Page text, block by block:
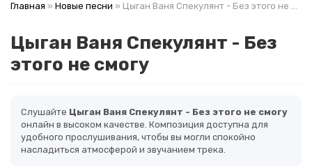
Главная » Новые песни » Цыган Ваня Спекулянт - Без этого не смогу
Цыган Ваня Спекулянт - Без
этого не смогу
Слушайте Цыган Ваня Спекулянт - Без этого не смогу
онлайн в высоком качестве. Композиция доступна для
удобного прослушивания, чтобы вы могли спокойно
насладиться атмосферой и звучанием трека.